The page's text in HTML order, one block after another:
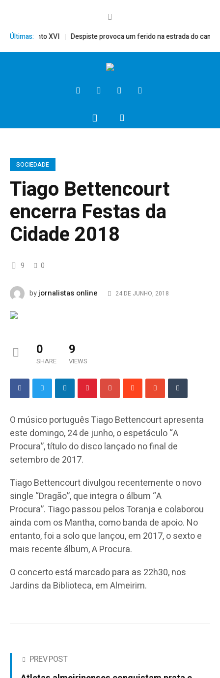
Últimas:
Bento XVI Despiste provoca um ferido na estrada do campo
SOCIEDADE
Tiago Bettencourt
encerra Festas da
Cidade 2018
9 0
byjornalistas online 24 DE JUNHO, 2018
0
SHARE
9
VIEWS
O músico português Tiago Bettencourt apresenta
este domingo, 24 de junho, o espetáculo “A
Procura”, título do disco lançado no final de
setembro de 2017.
Tiago Bettencourt divulgou recentemente o novo
single “Dragão”, que integra o álbum “A
Procura”. Tiago passou pelos Toranja e colaborou
ainda com os Mantha, como banda de apoio. No
entanto, foi a solo que lançou, em 2017, o sexto e
mais recente álbum, A Procura.
O concerto está marcado para as 22h30, nos
Jardins da Biblioteca, em Almeirim.
PREV POST